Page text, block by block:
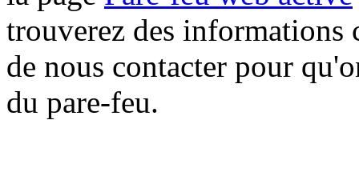
trouverez des informations
de nous contacter pour
du pare-feu.